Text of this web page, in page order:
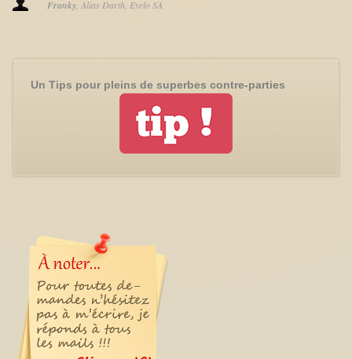
Franky Alias Darth Eyelo SA
Un Tips pour pleins de superbes contre-parties